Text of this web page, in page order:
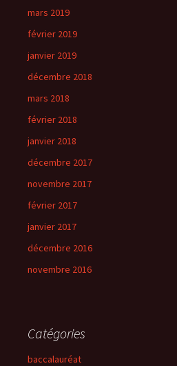
mars 2019
février 2019
janvier 2019
décembre 2018
mars 2018
février 2018
janvier 2018
décembre 2017
novembre 2017
février 2017
janvier 2017
décembre 2016
novembre 2016
Catégories
baccalauréat